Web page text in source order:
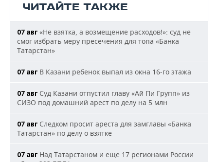
ЧИТАЙТЕ ТАКЖЕ
07 авг «Не взятка, а возмещение расходов!»: суд не
смог избрать меру пресечения для топа «Банка
Татарстан»
07 авг В Казани ребенок выпал из окна 16-го этажа
07 авг Суд Казани отпустил главу «Ай Пи Групп» из
СИЗО под домашний арест по делу на 5 млн
07 авг Следком просит ареста для замглавы «Банка
Татарстан» по делу о взятке
07 авг Над Татарстаном и еще 17 регионами России